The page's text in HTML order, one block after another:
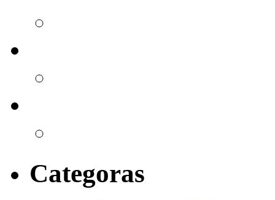
Categoras